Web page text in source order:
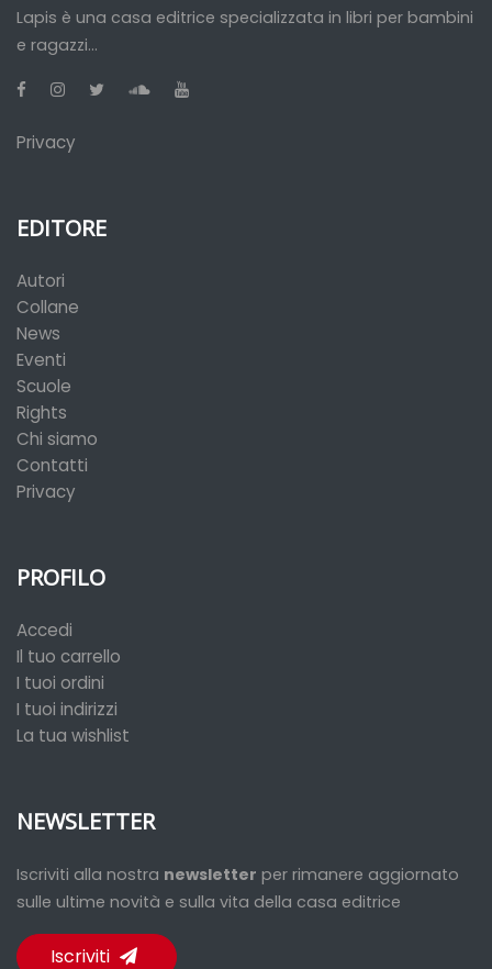
Lapis è una casa editrice specializzata in libri per bambini
e ragazzi...
Privacy
EDITORE
Autori
Collane
News
Eventi
Scuole
Rights
Chi siamo
Contatti
Privacy
PROFILO
Accedi
Il tuo carrello
I tuoi ordini
I tuoi indirizzi
La tua wishlist
NEWSLETTER
Iscriviti alla nostra newsletter per rimanere aggiornato
sulle ultime novità e sulla vita della casa editrice
Iscriviti